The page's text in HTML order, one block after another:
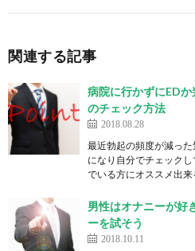
関連する記事
病院に行かずにED
のチェック方法
2018.08.28
最近勃起の頻度が減っ
になり自分でチェック
でいる方にオススメ出
男性はオナニーが好
ーを試そう
2018.10.11